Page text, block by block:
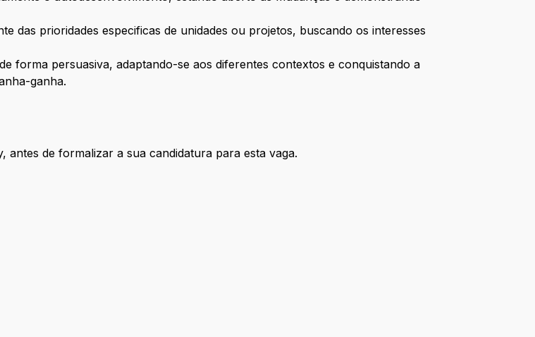
das prioridades especificas de unidades ou projetos, buscando os interesses
forma persuasiva, adaptando-se aos diferentes contextos e conquistando a
ganha.
antes de formalizar a sua candidatura para esta vaga.